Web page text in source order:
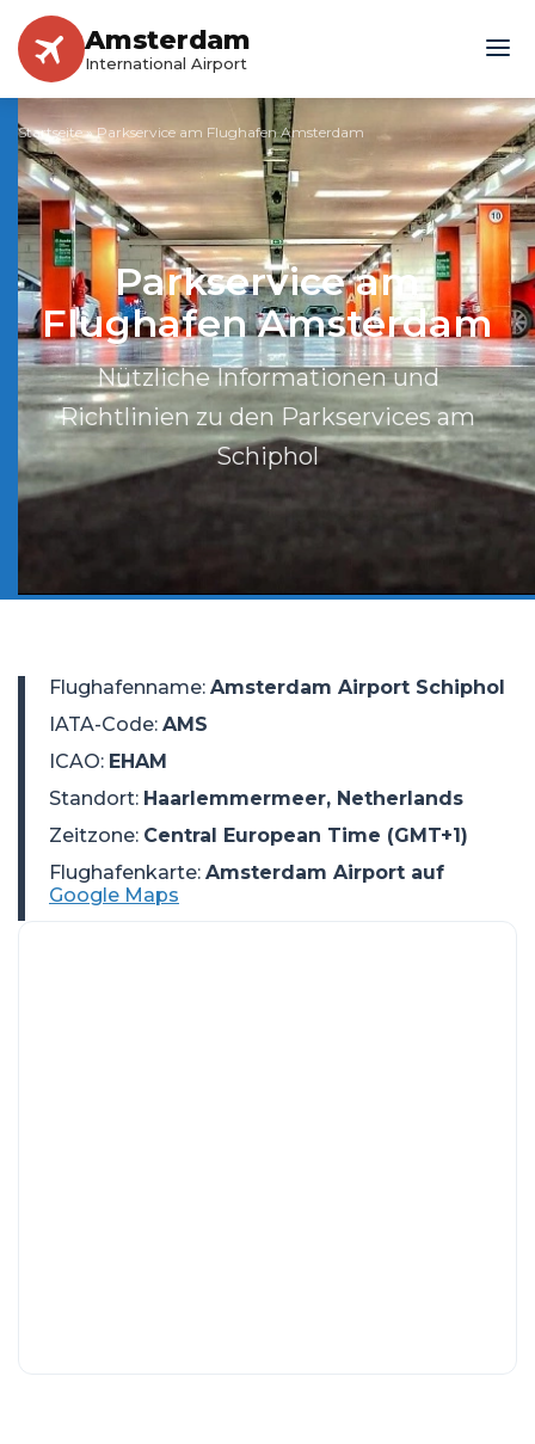
Amsterdam
International Airport
Startseite»Parkservice am Flughafen Amsterdam
Parkservice am
Flughafen Amsterdam
Nützliche Informationen und
Richtlinien zu den Parkservices am
Schiphol
Flughafenname: Amsterdam Airport Schiphol
IATA-Code: AMS
ICAO: EHAM
Standort: Haarlemmermeer, Netherlands
Zeitzone: Central European Time (GMT+1)
Flughafenkarte: Amsterdam Airport auf
Google Maps